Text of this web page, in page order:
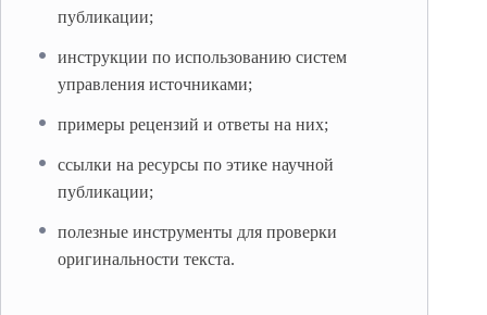
публикации;
инструкции по использованию систем
управления источниками;
примеры рецензий и ответы на них;
ссылки на ресурсы по этике научной
публикации;
полезные инструменты для проверки
оригинальности текста.